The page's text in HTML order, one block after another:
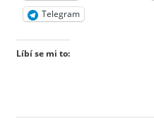
Telegram
Líbí se mi to: